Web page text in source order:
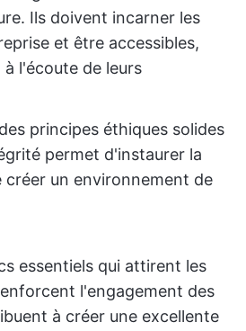
Ils doivent incarner les
et être accessibles,
l'écoute de leurs
principes éthiques solides
permet d'instaurer la
créer un environnement de
essentiels qui attirent les
l'engagement des
à créer une excellente